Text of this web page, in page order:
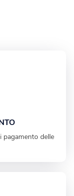
pagamento delle